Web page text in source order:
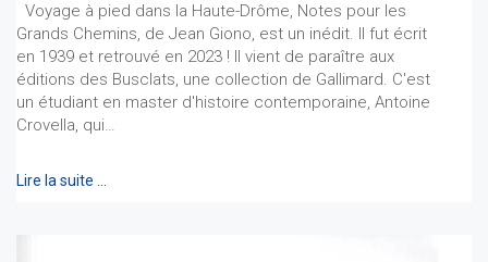
Voyage à pied dans la Haute-Drôme, Notes pour les
Grands Chemins, de Jean Giono, est un inédit. Il fut écrit
en 1939 et retrouvé en 2023 ! Il vient de paraître aux
éditions des Busclats, une collection de Gallimard. C'est
un étudiant en master d'histoire contemporaine, Antoine
Crovella, qui…
Lire la suite …